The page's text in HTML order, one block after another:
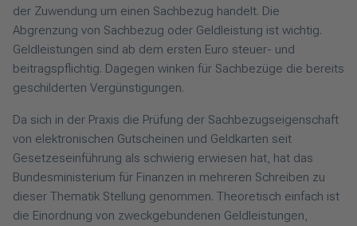
der Zuwendung um einen Sachbezug handelt. Die
Abgrenzung von Sachbezug oder Geldleistung ist wichtig.
Geldleistungen sind ab dem ersten Euro steuer- und
beitragspflichtig. Dagegen winken für Sachbezüge die bereits
geschilderten Vergünstigungen.
Da sich in der Praxis die Prüfung der Sachbezugseigenschaft
von elektronischen Gutscheinen und Geldkarten seit
Gesetzeseinführung als schwierig erwiesen hat, hat das
Bundesministerium für Finanzen in mehreren Schreiben zu
dieser Thematik Stellung genommen. Theoretisch einfach ist
die Einordnung von zweckgebundenen Geldleistungen,